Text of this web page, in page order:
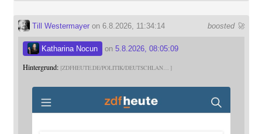
boosted 🚀
Till Westermayeron 6.8.2026, 11:34:14
Katharina Nocun on 5.8.2026, 08:05:09
Hintergrund: ZDFHEUTE.DE/POLITIK/DEUTSCHLAN